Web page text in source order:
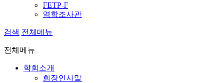
FETP-F
역학조사관
검색 전체메뉴
전체메뉴
학회소개
회장인사말